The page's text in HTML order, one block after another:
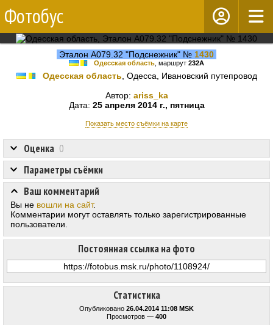
Фотобус
Эталон А079.32 "Подснежник" № 1430
Одесская область , маршрут 232А
Одесская область , Одесса, Ивановский путепровод
Автор: ariss_ka
Дата: 25 апреля 2014 г., пятница
Показать место съёмки на карте
Статистика
Опубликовано 26.04.2014 11:08 MSK
Просмотров — 400
Оценка 0
Постоянная ссылка на фото
Параметры съёмки
Ваш комментарий
Вы не вошли на сайт.
Комментарии могут оставлять только зарегистрированные
пользователи.